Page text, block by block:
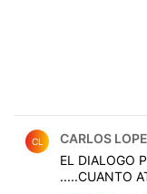
CL CARLOS
EL DIALOGO
.....CUANTO